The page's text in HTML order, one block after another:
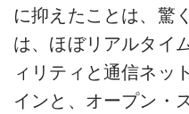
に抑えたことは、驚
は、ほぼリアルタイ
ィリティと通信ネッ
インと、オープン・